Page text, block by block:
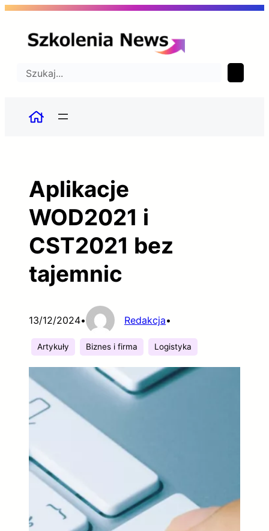
Przejdź
Szukaj
Aplikacje
WOD2021 i
CST2021 bez
tajemnic
13/12/2024• Redakcja•
Artykuły Biznes i firma Logistyka